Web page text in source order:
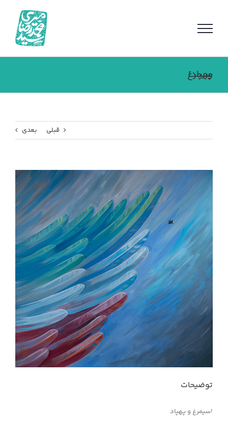
سیمرغ و پهپاد!
قبلی بعدی
مشاهده
تصویر
بزرگتر
توضیحات
!سیمرغ و پهپاد